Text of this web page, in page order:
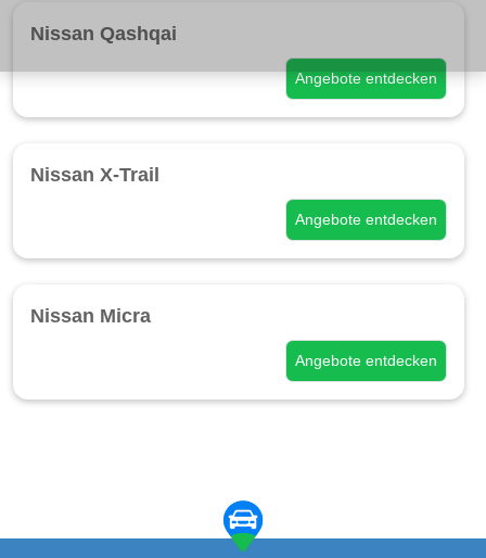
Nissan Qashqai
Angebote entdecken
Nissan X-Trail
Angebote entdecken
Nissan Micra
Angebote entdecken